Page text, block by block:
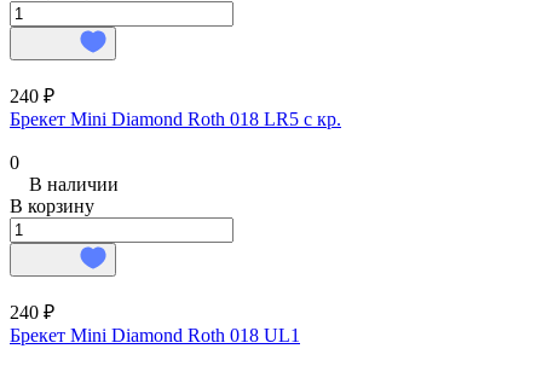
240 ₽
Брекет Mini Diamond Roth 018 LR5 с кр.
0
В наличии
В корзину
240 ₽
Брекет Mini Diamond Roth 018 UL1